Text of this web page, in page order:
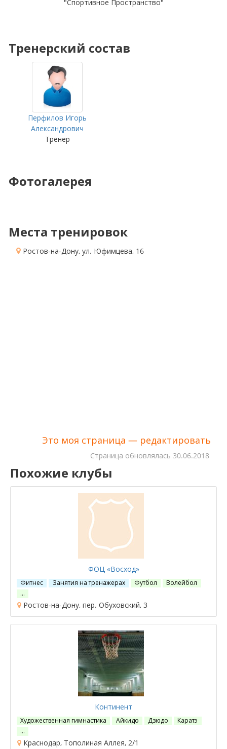
"Спортивное Пространство"
Тренерский состав
Перфилов Игорь
Александрович
Тренер
Фотогалерея
Места тренировок
Ростов-на-Дону, ул. Юфимцева, 16
Это моя страница — редактировать
Cтраница обновлялась 30.06.2018
Похожие клубы
ФОЦ «Восход»
Фитнес Занятия на тренажерах Футбол
Волейбол
…
Ростов-на-Дону, пер. Обуховский, 3
Континент
Художественная гимнастика Айкидо Дзюдо
Каратэ
…
Краснодар, Тополиная Аллея, 2/1